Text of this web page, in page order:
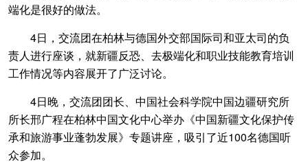
端化是很好的做法。
4日，交流团在柏林与德国外交部国际司和亚太司的负
责人进行座谈，就新疆反恐、去极端化和职业技能教育培训
工作情况等内容展开了广泛讨论。
4日晚，交流团团长、中国社会科学院中国边疆研究所
所长邢广程在柏林中国文化中心举办《中国新疆文化保护传
承和旅游事业蓬勃发展》专题讲座，吸引了近100名德国听
众参加。